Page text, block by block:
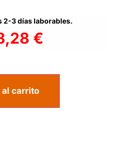
2-3 días laborables.
€
carrito